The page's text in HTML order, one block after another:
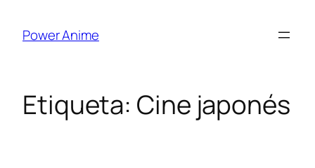
Power Anime
Etiqueta: Cine japonés